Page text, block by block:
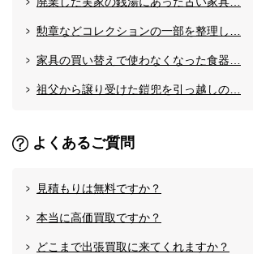
勲章などコレクションの一部を整理し…
家具の買い替えで使わなくなった食器…
祖父から譲り受けた鎧兜を引っ越しの…
よくあるご質問
見積もりは無料ですか？
本当に高価買取ですか？
どこまで出張買取に来てくれますか？